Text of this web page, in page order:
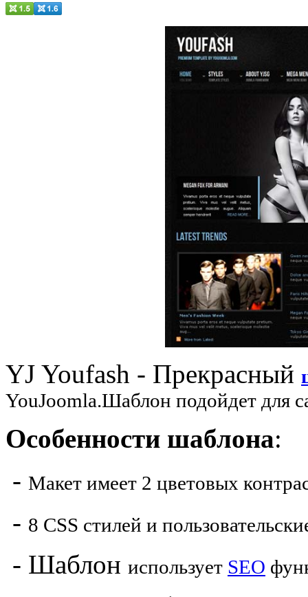
YJ Youfash - Прекрасный
YouJoomla.Шаблон подойдет для
Особенности шаблона:
- Макет имеет 2 цветовых
- 8 CSS стилей и
- Шаблон использует SEO